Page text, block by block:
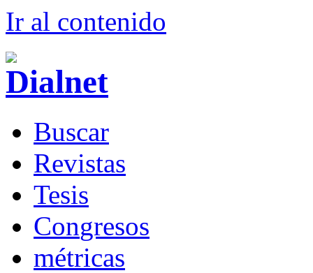
Ir al contenido
Buscar
Revistas
Tesis
Congresos
métricas